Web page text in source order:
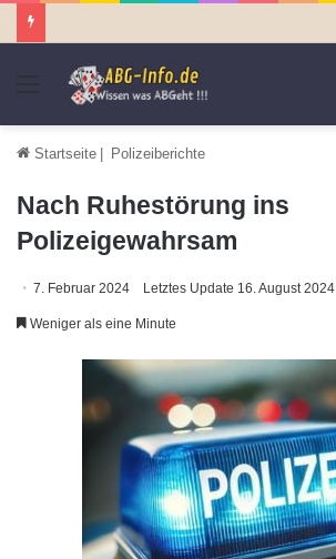
Menü
Startseite | Polizeiberichte
Nach Ruhestörung ins
Polizeigewahrsam
7. Februar 2024 Letztes Update 16. August 2024
Weniger als eine Minute